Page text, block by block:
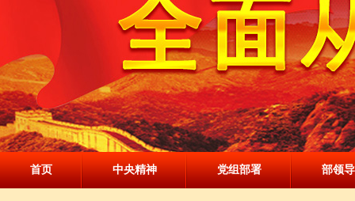
首页 中央精神 党组部署 部领